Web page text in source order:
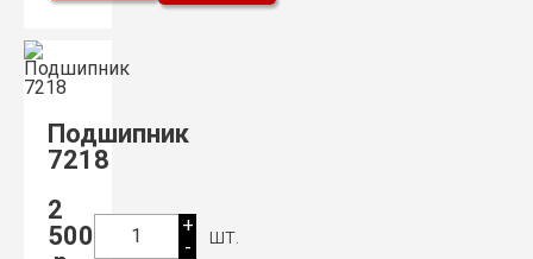
Подшипник
7218
2
500
1
+
-
шт.